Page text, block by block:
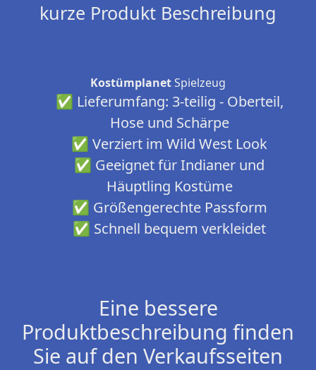
kurze Produkt Beschreibung
KostümplanetSpielzeug
✅ Lieferumfang: 3-teilig - Oberteil,
Hose und Schärpe
✅ Verziert im Wild West Look
✅ Geeignet für Indianer und
Häuptling Kostüme
✅ Größengerechte Passform
✅ Schnell bequem verkleidet
Eine bessere
Produktbeschreibung finden
Sie auf den Verkaufsseiten